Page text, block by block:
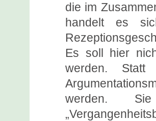
die im
handelt es
Es soll hier
werden.
werden.